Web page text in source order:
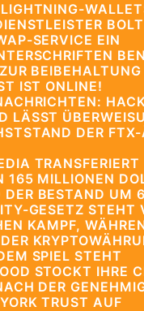
SERVICE EIN
IST ONLINE!
LÄSST
DER FTX-
165 MILLIONEN
DER BESTAND UM
GESETZ STEHT
KAMPF,
SPIEL STEHT
STOCKT IHRE
DER
TRUST AUF